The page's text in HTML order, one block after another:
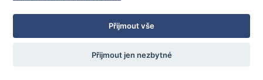
Přijmout vše
Přijmout jen nezbytné